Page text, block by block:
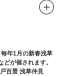
年1月の新春浅草
が催されます。
百景 浅草仲見